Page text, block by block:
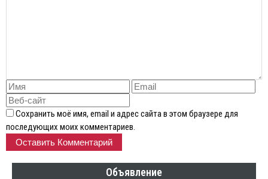
Сохранить моё имя, email и адрес сайта в этом браузере для
последующих моих комментариев.
Объявление